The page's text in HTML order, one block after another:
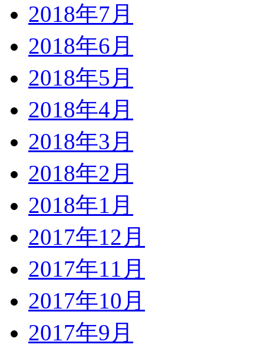
2018年7月
2018年6月
2018年5月
2018年4月
2018年3月
2018年2月
2018年1月
2017年12月
2017年11月
2017年10月
2017年9月